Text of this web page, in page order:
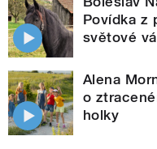
Povídka z
světové
Alena
o
holky